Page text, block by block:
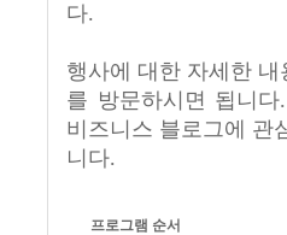
다.
행사에 대한 자세한 내
를 방문하시면 됩니
비즈니스 블로그에 관
니다.
프로그램 순서